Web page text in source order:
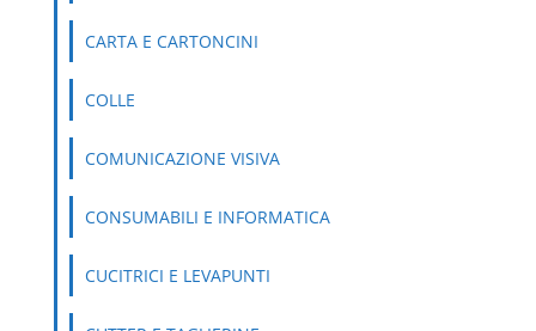
CARTA E CARTONCINI
COLLE
COMUNICAZIONE VISIVA
CONSUMABILI E INFORMATICA
CUCITRICI E LEVAPUNTI